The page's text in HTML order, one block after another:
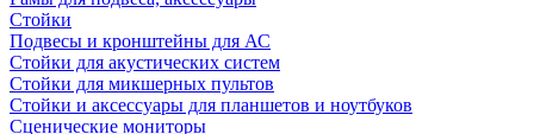
Стойки
Подвесы и кронштейны для АС
Стойки для акустических систем
Стойки для микшерных пультов
Стойки и аксессуары для планшетов и ноутбуков
Сценические мониторы